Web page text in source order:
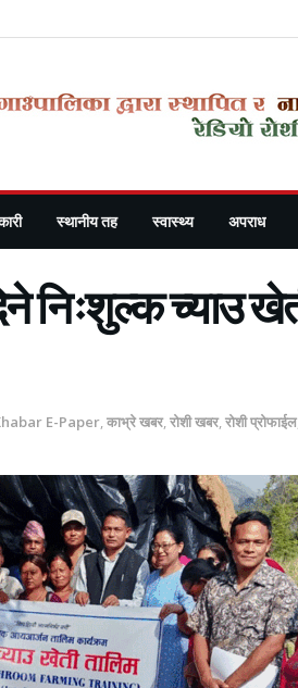
स्थानीय तह स्वास्थ्य अपराध
निःशुल्क च्याउ
E-Paper,काभ्रे खबर,रोशी खबर,रोशी प्रोफाईल